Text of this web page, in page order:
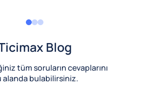
Blog
tüm soruların cevaplarını
alanda bulabilirsiniz.